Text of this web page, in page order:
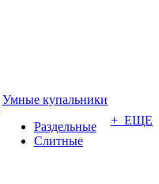
Умные купальники
Раздельные
Слитные
+ ЕЩЕ